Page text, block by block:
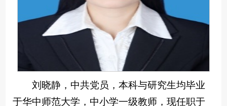
刘晓静，中共党员，本科与研究生均毕业
于华中师范大学，中小学一级教师，现任职于